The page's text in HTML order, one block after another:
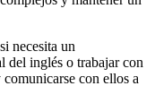
necesita un
del inglés o trabajar con
con ellos a